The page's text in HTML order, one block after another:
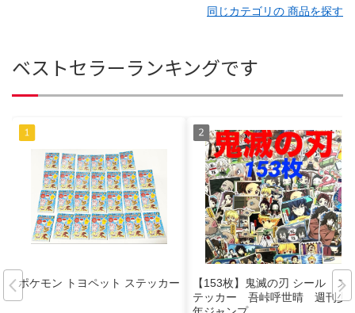
同じカテゴリの 商品を探す
ベストセラーランキングです
ポケモン トヨペット ステッカー
【153枚】鬼滅の刃 シール ス
テッカー 吾峠呼世晴 週刊少